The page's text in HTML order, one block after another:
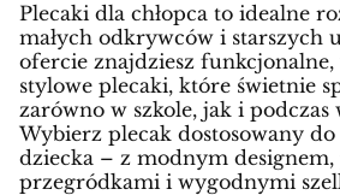
Plecaki dla chłopca to idealne
małych odkrywców i starszych
ofercie znajdziesz funkcjonalne,
stylowe plecaki, które świetnie
zarówno w szkole, jak i podczas
Wybierz plecak dostosowany
dziecka – z modnym
przegródkami i wygodnymi